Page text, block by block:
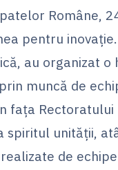
Române,
pentru
au organizat
muncă de
fața Rectoratului
unității,
de